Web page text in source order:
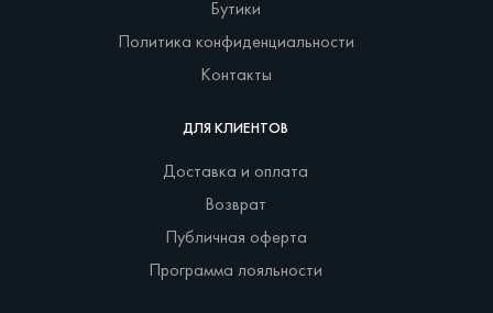
Бутики
Политика конфиденциальности
Контакты
ДЛЯ КЛИЕНТОВ
Доставка и оплата
Возврат
Публичная оферта
Программа лояльности